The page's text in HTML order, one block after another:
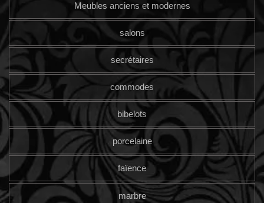
Meubles anciens et modernes
salons
secrétaires
commodes
bibelots
porcelaine
faïence
marbre